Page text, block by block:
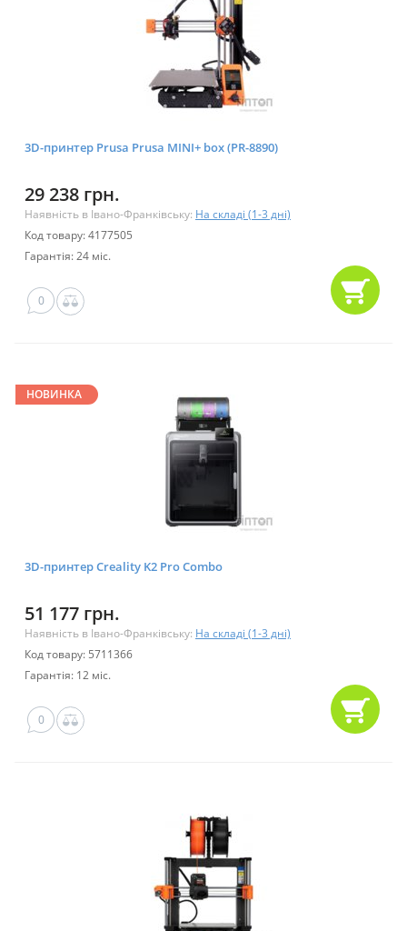
3D-принтер Prusa Prusa MINI+ box (PR-8890)
29 238 грн.
Наявність в Івано-Франківську: На складі (1-3 дні)
Код товару: 4177505
Гарантія: 24 міс.
0
НОВИНКА
3D-принтер Creality K2 Pro Combo
51 177 грн.
Наявність в Івано-Франківську: На складі (1-3 дні)
Код товару: 5711366
Гарантія: 12 міс.
0